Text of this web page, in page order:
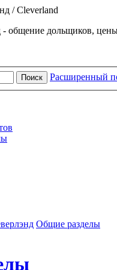
/ Cleverland
общение дольщиков,
Поиск Расширенный
Общие разделы